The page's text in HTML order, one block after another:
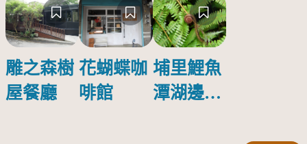
雕之森樹
屋餐廳
花蝴蝶咖
啡館
埔里鯉魚
潭湖邊代